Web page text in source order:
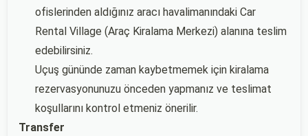
ofislerinden aldığınız aracı havalimanındaki Car
Rental Village (Araç Kiralama Merkezi) alanına teslim
edebilirsiniz.
Uçuş gününde zaman kaybetmemek için kiralama
rezervasyonunuzu önceden yapmanız ve teslimat
koşullarını kontrol etmeniz önerilir.
Transfer